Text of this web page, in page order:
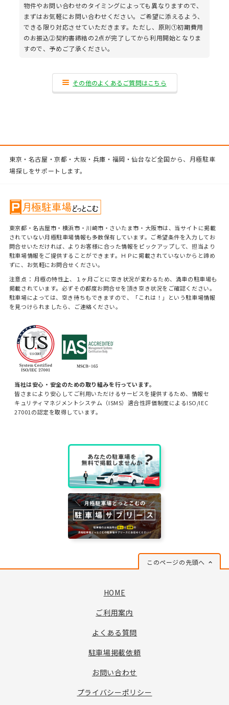
物件やお問い合わせのタイミングによっても異なりますので、
まずはお気軽にお問い合わせください。ご希望に添えるよう、
できる限り対応させていただきます。ただし、原則①初期費用
のお振込②契約書締結の2点が完了してから利用開始となりま
すので、予めご了承ください。
その他のよくあるご質問はこちら
東京・名古屋・京都・大阪・兵庫・福岡・仙台など全国から、月極駐車
場探しをサポートします。
東京都・名古屋市・横浜市・川崎市・さいたま市・大阪市は、当サイトに掲載
されていない月極駐車場情報も多数保有しています。ご希望条件を入力してお
問合せいただければ、よりお客様に合った情報をピックアップして、担当より
駐車場情報をご提供することができます。ＨＰに掲載されていないからと諦め
ずに、お気軽にお問合せください。
注意点： 月極の特性上、１ヶ月ごとに空き状況が変わるため、満車の駐車場も
掲載されています。必ずその都度お問合せを頂き空き状況をご確認ください。
駐車場によっては、空き待ちもできますので、「これは！」という駐車場情報
を見つけられましたら、ご連絡ください。
当社は安心・安全のための取り組みを行っています。
皆さまにより安心してご利用いただけるサービスを提供するため、情報セ
キュリティマネジメントシステム（ISMS）適合性評価制度によるISO/IEC
27001の認定を取得しています。
このページの先頭へ
HOME
ご利用案内
よくある質問
駐車場掲載依頼
お問い合わせ
プライバシーポリシー